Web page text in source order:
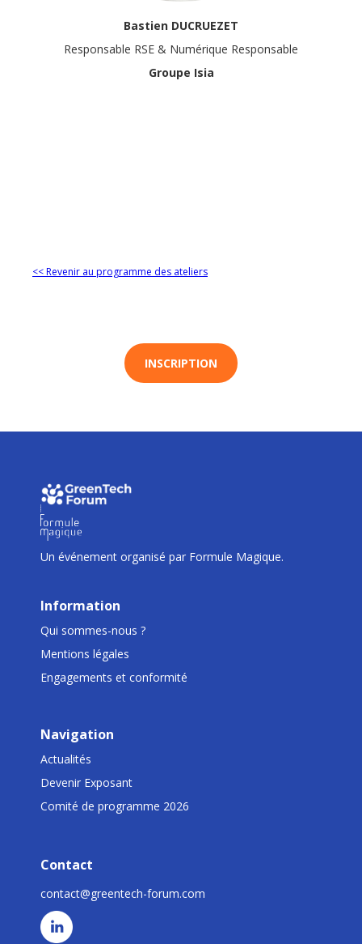
Bastien DUCRUEZET
Responsable RSE & Numérique Responsable
Groupe Isia
<< Revenir au programme des ateliers
INSCRIPTION
III
Un événement organisé par Formule Magique.
Information
Qui sommes-nous ?
Mentions légales
Engagements et conformité
Navigation
Actualités
Devenir Exposant
Comité de programme 2026
Contact
contact@greentech-forum.com